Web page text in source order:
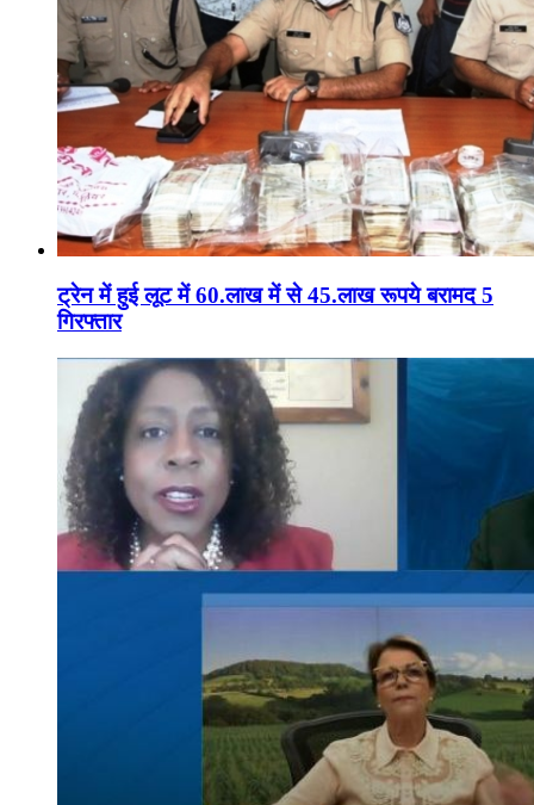
ट्रेन में हुई लूट में 60.लाख में से 45.लाख रूपये बरामद 5
गिरफ्तार